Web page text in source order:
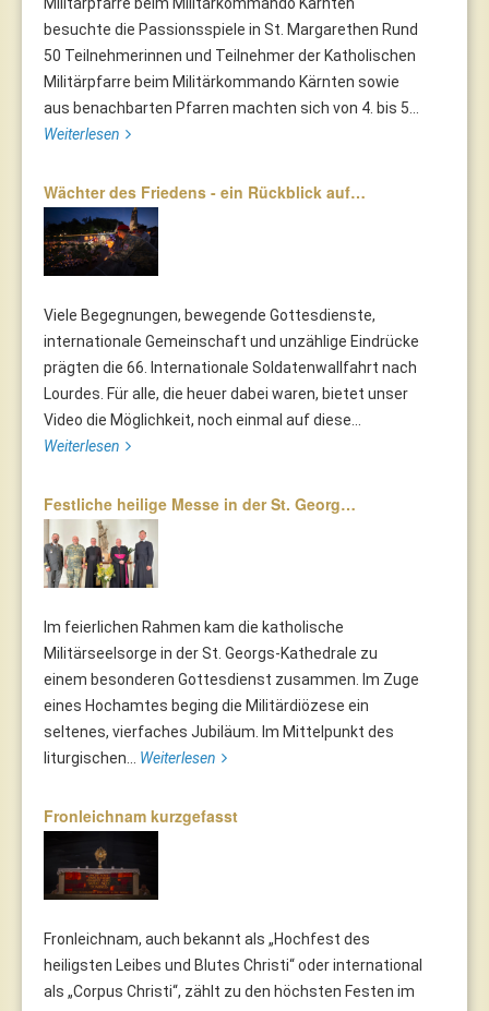
besuchte die Passionsspiele in St. Margarethen Rund
50 Teilnehmerinnen und Teilnehmer der Katholischen
Militärpfarre beim Militärkommando Kärnten sowie
aus benachbarten Pfarren machten sich von 4. bis 5...
Weiterlesen
Wächter des Friedens - ein Rückblick auf…
Viele Begegnungen, bewegende Gottesdienste,
internationale Gemeinschaft und unzählige Eindrücke
prägten die 66. Internationale Soldatenwallfahrt nach
Lourdes. Für alle, die heuer dabei waren, bietet unser
Video die Möglichkeit, noch einmal auf diese...
Weiterlesen
Festliche heilige Messe in der St. Georg…
Im feierlichen Rahmen kam die katholische
Militärseelsorge in der St. Georgs-Kathedrale zu
einem besonderen Gottesdienst zusammen. Im Zuge
eines Hochamtes beging die Militärdiözese ein
seltenes, vierfaches Jubiläum. Im Mittelpunkt des
liturgischen... Weiterlesen
Fronleichnam kurzgefasst
Fronleichnam, auch bekannt als „Hochfest des
heiligsten Leibes und Blutes Christi“ oder international
als „Corpus Christi“, zählt zu den höchsten Festen im